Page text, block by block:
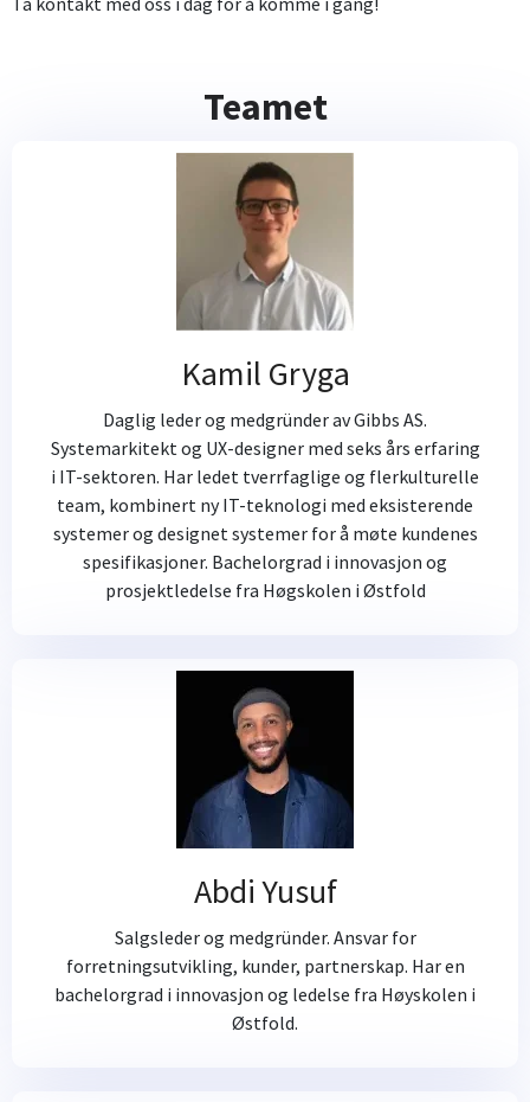
Teamet
Kamil Gryga
Daglig leder og medgründer av Gibbs AS.
Systemarkitekt og UX-designer med seks års erfaring
i IT-sektoren. Har ledet tverrfaglige og flerkulturelle
team, kombinert ny IT-teknologi med eksisterende
systemer og designet systemer for å møte kundenes
spesifikasjoner. Bachelorgrad i innovasjon og
prosjektledelse fra Høgskolen i Østfold
Abdi Yusuf
Salgsleder og medgründer. Ansvar for
forretningsutvikling, kunder, partnerskap. Har en
bachelorgrad i innovasjon og ledelse fra Høyskolen i
Østfold.